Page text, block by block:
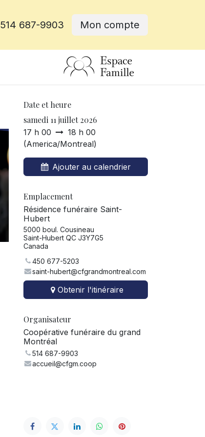
514 687-9903 Mon compte
Date et heure
samedi 11 juillet 2026
17 h 00
18 h 00
(America/Montreal)
Ajouter au calendrier
Emplacement
Résidence funéraire Saint-
Hubert
5000 boul. Cousineau
Saint-Hubert QC J3Y7G5
Canada
450 677-5203
saint-hubert@cfgrandmontreal.com
Obtenir l'itinéraire
Organisateur
Coopérative funéraire du grand
Montréal
514 687-9903
accueil@cfgm.coop